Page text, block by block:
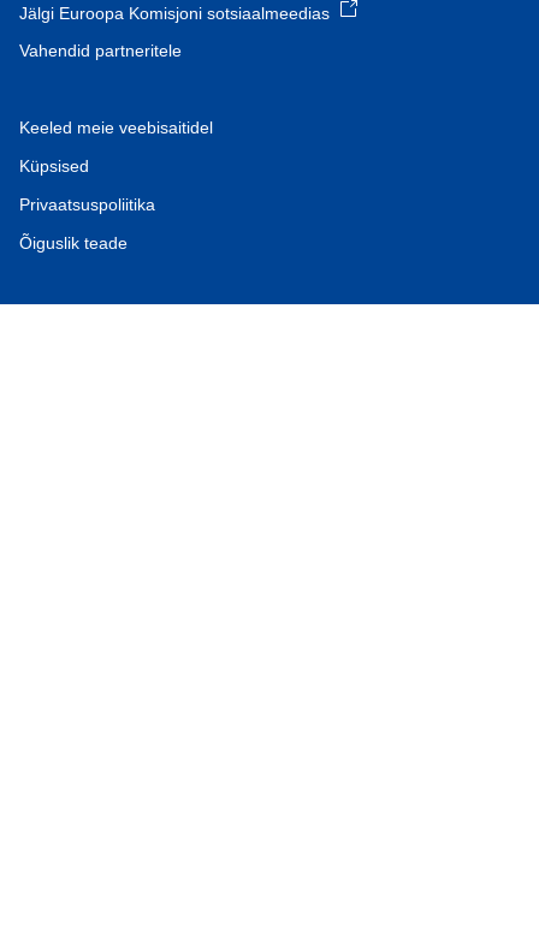
Jälgi Euroopa Komisjoni sotsiaalmeedias
Vahendid partneritele
Keeled meie veebisaitidel
Küpsised
Privaatsuspoliitika
Õiguslik teade